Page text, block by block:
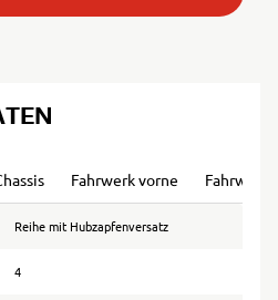
Fahrwerk vorne Fahrwerk
Reihe mit Hubzapfenversatz
4